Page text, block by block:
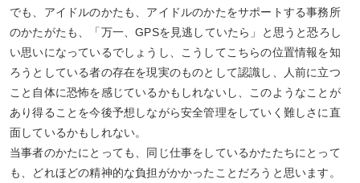
でも、アイドルのかたも、アイドルのかたをサポートする事務所
のかたがたも、「万一、GPSを見逃していたら」と思うと恐ろし
い思いになっているでしょうし、こうしてこちらの位置情報を知
ろうとしている者の存在を現実のものとして認識し、人前に立つ
こと自体に恐怖を感じているかもしれないし、このようなことが
あり得ることを今後予想しながら安全管理をしていく難しさに直
面しているかもしれない。
当事者のかたにとっても、同じ仕事をしているかたたちにとって
も、どれほどの精神的な負担がかかったことだろうと思います。